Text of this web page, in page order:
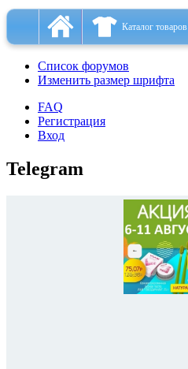
Каталог товаров
Список форумов
Изменить размер шрифта
FAQ
Регистрация
Вход
Telegram